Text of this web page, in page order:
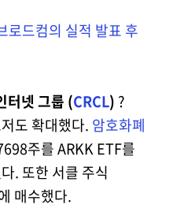
로드컴의 실적 발표 후
터넷 그룹 (CRCL) ?
도 확대했다. 암호화폐
주를 ARKK ETF를
. 또한 서클 주식
매수했다.